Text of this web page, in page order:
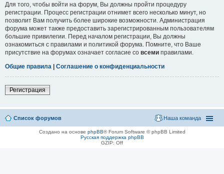
Для того, чтобы войти на форум, Вы должны пройти процедуру
регистрации. Процесс регистрации отнимет всего несколько минут, но
позволит Вам получить более широкие возможности. Администрация
форума может также предоставить зарегистрированным пользователям
большие привилегии. Перед началом регистрации, Вы должны
ознакомиться с правилами и политикой форума. Помните, что Ваше
присутствие на форумах означает согласие со всеми правилами.
Общие правила | Соглашение о конфиденциальности
Регистрация
Список форумов Наша команда
Создано на основе phpBB® Forum Software © phpBB Limited
Русская поддержка phpBB
GZIP: Off